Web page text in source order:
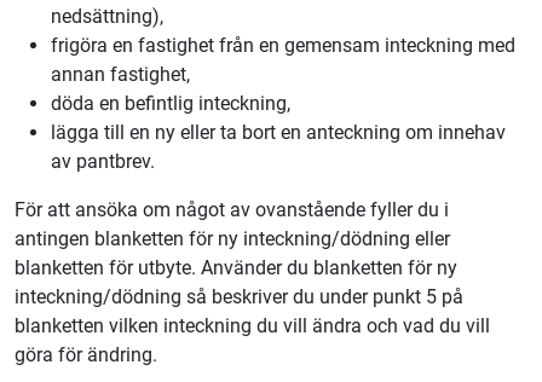
nedsättning),
frigöra en fastighet från en gemensam inteckning med
annan fastighet,
döda en befintlig inteckning,
lägga till en ny eller ta bort en anteckning om innehav
av pantbrev.
För att ansöka om något av ovanstående fyller du i
antingen blanketten för ny inteckning/dödning eller
blanketten för utbyte. Använder du blanketten för ny
inteckning/dödning så beskriver du under punkt 5 på
blanketten vilken inteckning du vill ändra och vad du vill
göra för ändring.